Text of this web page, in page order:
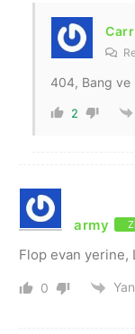
404, Bang ve
2
army
Flop evan yerine,
0